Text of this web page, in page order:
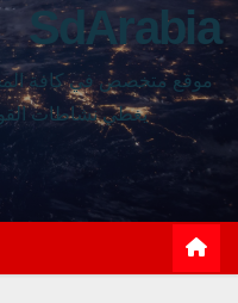
SdArabia
موقع متخصص في كافة
يغطي نشاطات